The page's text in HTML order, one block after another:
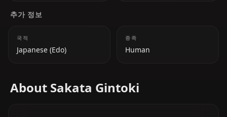
추가 정보
국적
Japanese (Edo)
종족
Human
About Sakata Gintoki